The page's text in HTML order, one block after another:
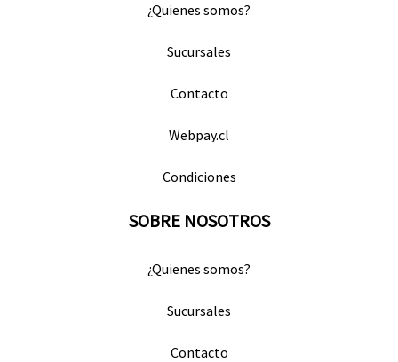
¿Quienes somos?
Sucursales
Contacto
Webpay.cl
Condiciones
SOBRE NOSOTROS
¿Quienes somos?
Sucursales
Contacto